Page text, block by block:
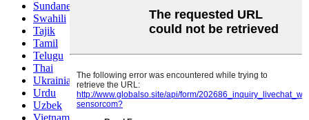
Sundanese
Swahili
Tajik
Tamil
Telugu
Thai
Ukrainian
Urdu
Uzbek
Vietnamese